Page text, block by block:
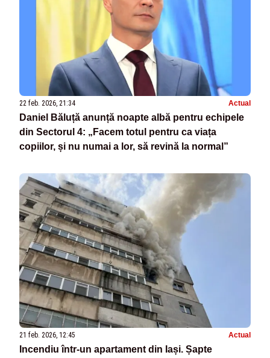
22 feb. 2026, 21:34 Actual
Daniel Băluță anunță noapte albă pentru echipele
din Sectorul 4: „Facem totul pentru ca viața
copiilor, și nu numai a lor, să revină la normal”
21 feb. 2026, 12:45 Actual
Incendiu într-un apartament din Iași. Șapte